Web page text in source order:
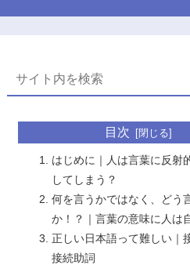
目次
はじめに｜人は言葉に反射
してしまう？
何を言うかではなく、どう
か！？｜言葉の意味に人は
正しい日本語って難しい｜
接続助詞